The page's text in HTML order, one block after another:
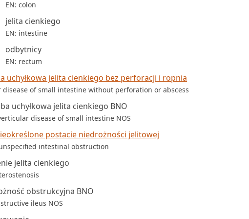
EN: colon
jelita cienkiego
EN: intestine
odbytnicy
EN: rectum
uchyłkowa jelita cienkiego bez perforacji i ropnia
disease of small intestine without perforation or abscess
uchyłkowa jelita cienkiego BNO
disease of small intestine NOS
postacie niedrożności jelitowej
intestinal obstruction
jelita cienkiego
obstrukcyjna BNO
ileus NOS